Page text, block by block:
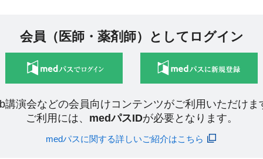
会員（医師・薬剤師）としてログイン
講演会などの会員向けコンテンツがご利用いただけま
ご利用には、 medパスIDが必要となります。
medパスに関する詳しいご紹介はこちら